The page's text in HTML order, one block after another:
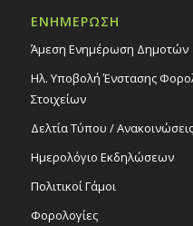
ΕΝΗΜΕΡΩΣΗ
Άμεση Ενημέρωση Δημοτών
Ηλ. Υποβολή Ένστασης
Στοιχείων
Δελτία Τύπου / Ανακοινώσεις
Ημερολόγιο Εκδηλώσεων
Πολιτικοί Γάμοι
Φορολογίες